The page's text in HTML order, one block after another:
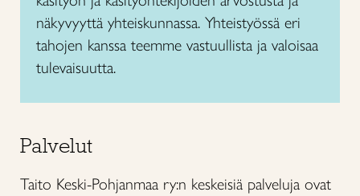
näkyvyyttä yhteiskunnassa. Yhteistyössä eri
tahojen kanssa teemme vastuullista ja valoisaa
tulevaisuutta.
Palvelut
Taito Keski-Pohjanmaa ry:n keskeisiä palveluja ovat